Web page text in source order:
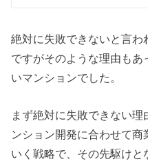
絶対に失敗できないと言
ですがそのような理由も
いマンションでした。
まず絶対に失敗できない
ンション開発に合わせて
いく戦略で、その先駆け